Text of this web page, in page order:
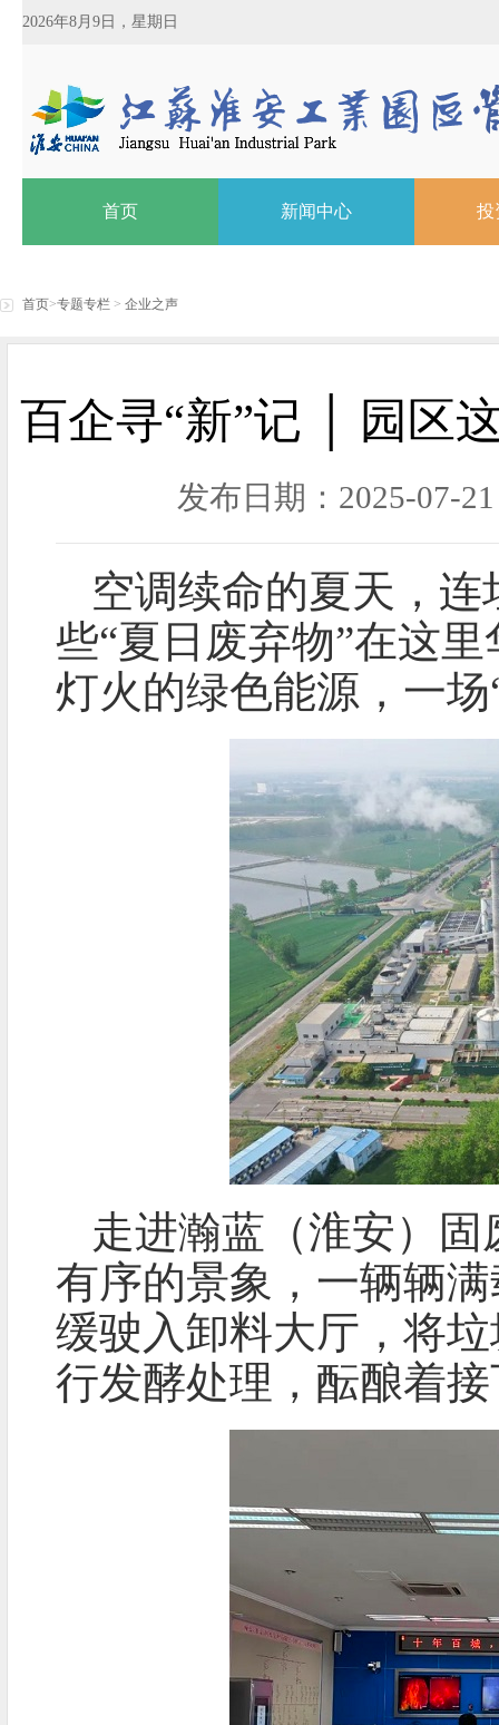
2026年8月9日，星期日
首页 新闻中心 投
首页>专题专栏 > 企业之声
百企寻“新”记 │ 园区
发布日期：2025-
空调续命的夏天，连
些“夏日废弃物”在这
灯火的绿色能源，一
走进瀚蓝（淮安）
有序的景象，一辆辆
缓驶入卸料大厅，将
行发酵处理，酝酿着